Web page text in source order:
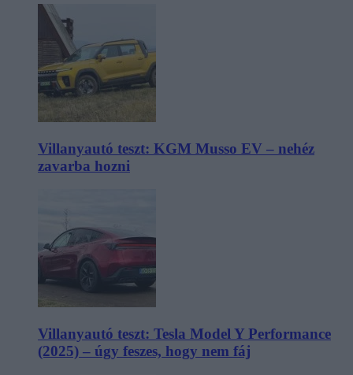
Villanyautó teszt: KGM Musso EV – nehéz
zavarba hozni
Villanyautó teszt: Tesla Model Y Performance
(2025) – úgy feszes, hogy nem fáj